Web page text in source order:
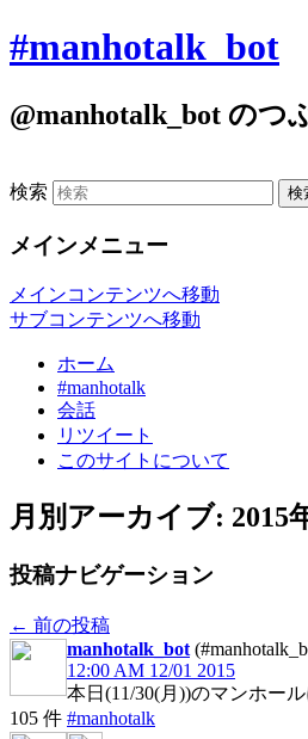
#manhotalk_bot
@manhotalk_bot のつ
検索
メインメニュー
メインコンテンツへ移動
サブコンテンツへ移動
ホーム
#manhotalk
会話
リツイート
このサイトについて
月別アーカイブ: 2015
投稿ナビゲーション
← 前の投稿
manhotalk_bot
12:00 AM 12/01 2015
本日(11/30(月))のマンホー
105 件 #manhotalk